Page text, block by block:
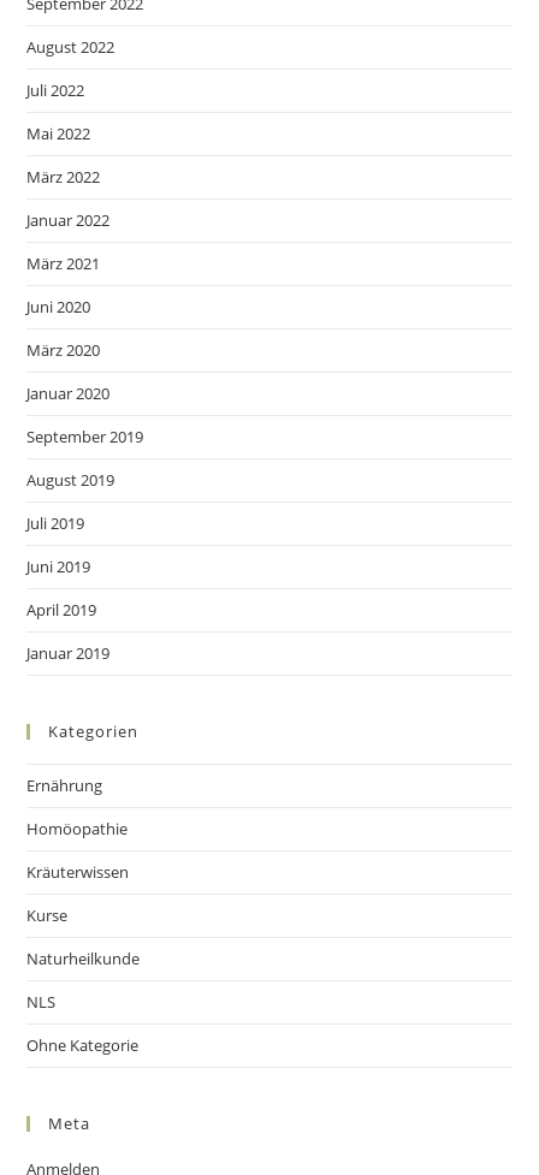
August 2022
Juli 2022
Mai 2022
März 2022
Januar 2022
März 2021
Juni 2020
März 2020
Januar 2020
September 2019
August 2019
Juli 2019
Juni 2019
April 2019
Januar 2019
Kategorien
Ernährung
Homöopathie
Kräuterwissen
Kurse
Naturheilkunde
NLS
Ohne Kategorie
Meta
Anmelden